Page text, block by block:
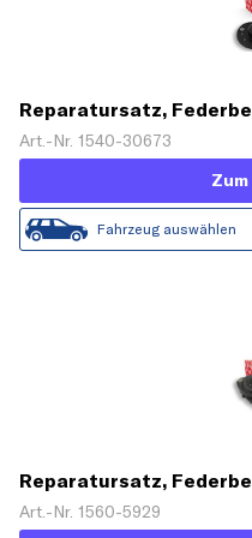
Reparatursatz,
Art.-Nr. 1540-30673
Fahrzeug auswählen
Reparatursatz,
Art.-Nr. 1560-5929